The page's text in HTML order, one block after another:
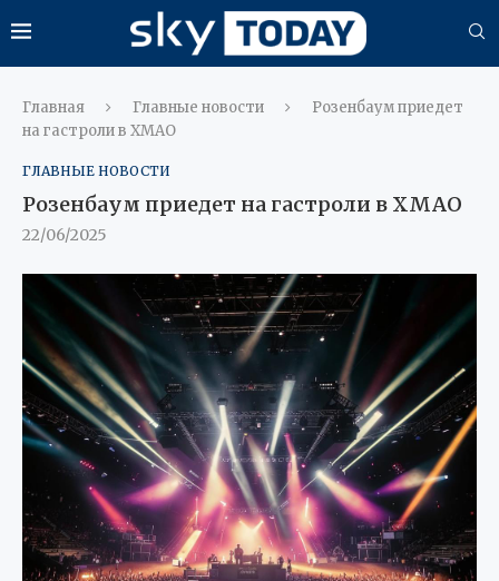
Главная Главные новости
Розенбаум приедет
на гастроли в ХМАО
ГЛАВНЫЕ НОВОСТИ
Розенбаум приедет на гастроли в ХМАО
22/06/2025